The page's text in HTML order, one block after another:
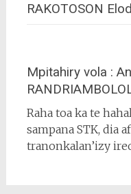
RAKOTOSON
Mpitahiry vola :
Raha toa ka te
sampana STK, dia
tranonkalan’izy